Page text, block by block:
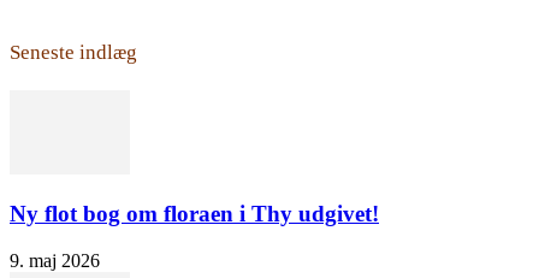
Seneste indlæg
Ny flot bog om floraen i Thy udgivet!
9. maj 2026